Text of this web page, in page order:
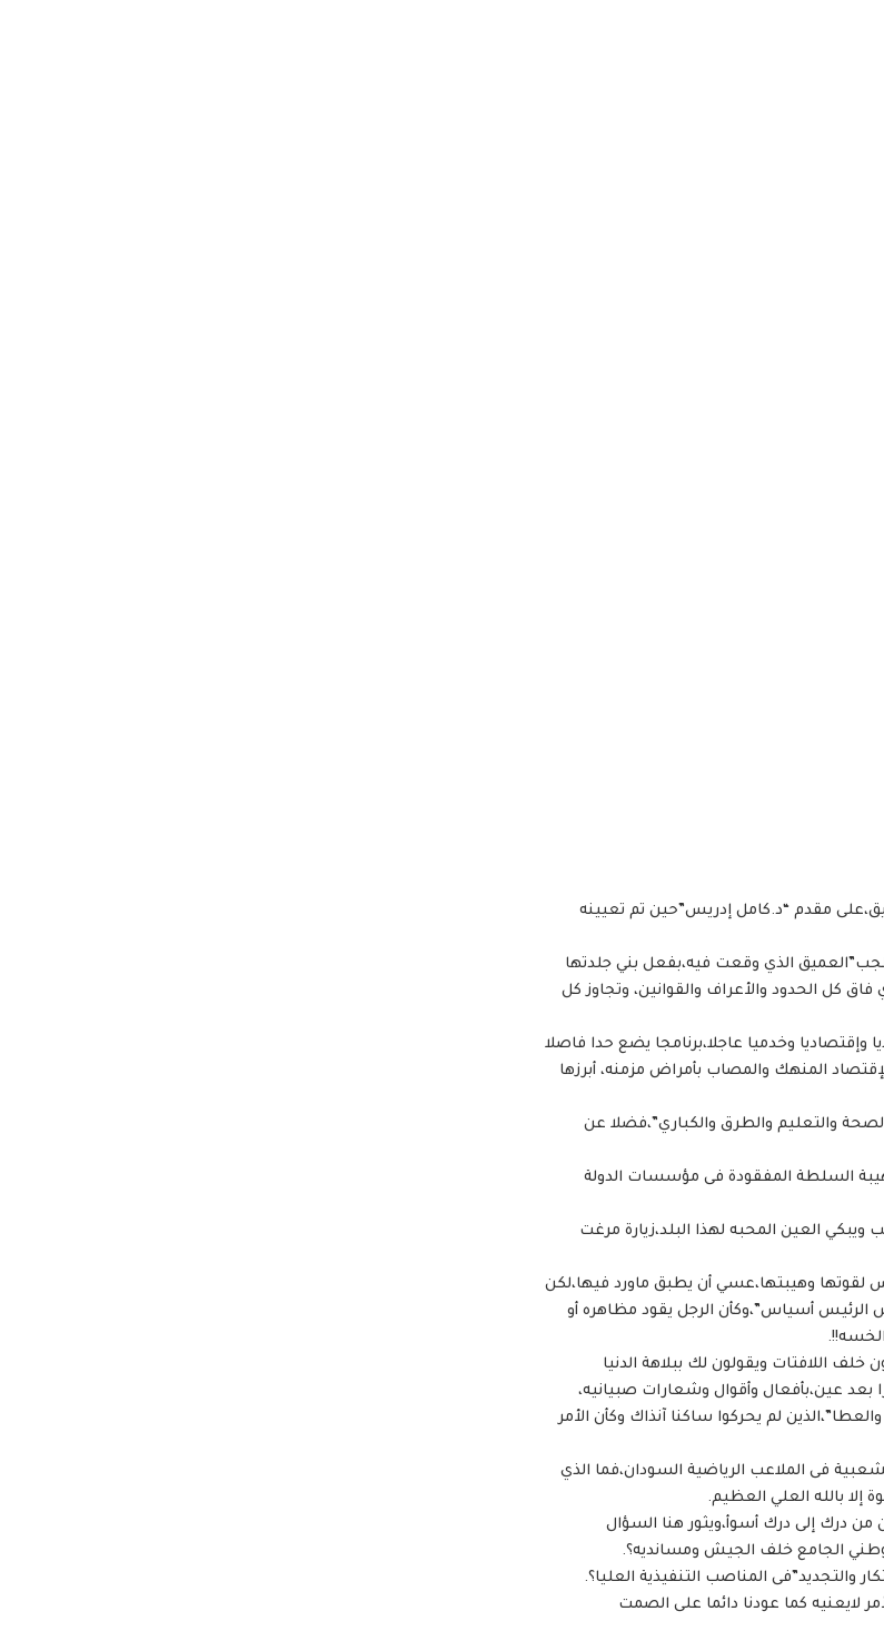
مقدم “د.كامل إدريس”حين تم تعيينه
الذي وقعت فيه،بفعل بني جلدتها
كل الحدود والأعراف والقوانين، وتجاوز كل
وخدميا عاجلا،برنامجا يضع حدا فاصلا
المنهك والمصاب بأمراض مزمنه، أبرزها
والتعليم والطرق والكباري”،فضلا عن
السلطة المفقودة فى مؤسسات الدولة
العين المحبه لهذا البلد،زيارة مرغت
لقوتها وهيبتها،عسي أن يطبق ماورد فيها،لكن
الرئيس أسياس”،وكأن الرجل يقود مظاهره أو
اللافتات ويقولون لك ببلاهة الدنيا
عين،بأفعال وأقوال وشعارات صبيانيه،
لم يحركوا ساكنا آنذاك وكأن الأمر
فى الملاعب الرياضية السودان،فما الذي
إلا بالله العلي العظيم.
٢٠١٩) وحتى هذه اللحظه،نحن من درك إلى درك أسوأ،ويثور هنا السؤال
الجامع خلف الجيش ومسانديه؟.
والتجديد”فى المناصب التنفيذية العليا؟.
لايعنيه كما عودنا دائما على الصمت